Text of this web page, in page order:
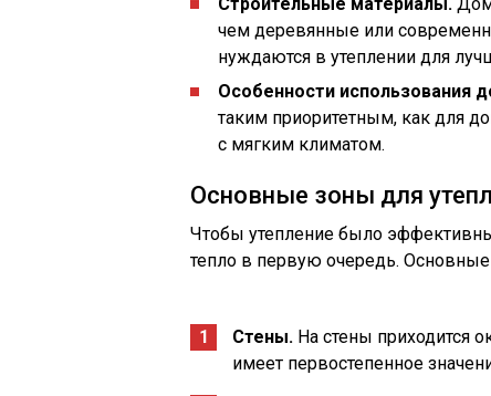
чем деревянные или
нуждаются в утеплении для
Особенности использования
таким приоритетным, как для
с мягким климатом.
Основные зоны для
Чтобы утепление было
тепло в первую очередь.
Стены. На стены приходится
имеет первостепенное